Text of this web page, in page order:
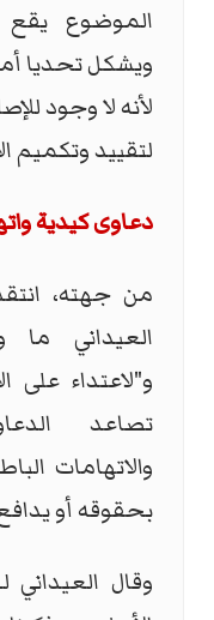
الموضوع
ويشكل تحديا
لأنه لا وجود
لتقييد وتكميم
دعاوى كيدية
من جهته،
العيداني ما
و"لاعتداء على
تصاعد
والاتهامات
بحقوقه أو
وقال